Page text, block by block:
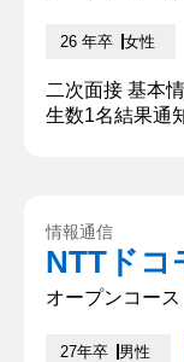
26 年卒 女性
二次面接 基本
生数1名結果通
ください。 貴
です。私は自
ーダー職に苦...
情報通信
NTTドコ
オープンコース
27年卒 男性